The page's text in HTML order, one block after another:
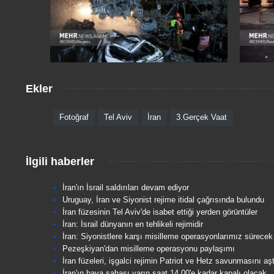
Ekler
Fotoğraf Tel Aviv İran 3.Gerçek Vaat
İlgili haberler
İran'ın İsrail saldırıları devam ediyor
Uruguay, İran ve Siyonist rejime itidal çağrısında bulundu
İran füzesinin Tel Aviv'de isabet ettiği yerden görüntüler
İran: İsrail dünyanın en tehlikeli rejimidir
İran: Siyonistlere karşı misilleme operasyonlarımız sürecek
Pezeşkiyan'dan misilleme operasyonu paylaşımı
İran füzeleri, işgalci rejimin Patriot ve Hetz savunmasını